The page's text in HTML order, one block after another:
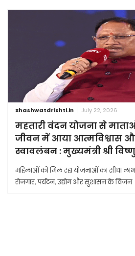
Shashwatdrishti.in July 22, 2026
महतारी वंदन योजना से
जीवन में आया आत्मविश्वास
स्वावलंबन : मुख्यमंत्री श्री
महिलाओं को मिल रहा योजनाओं का सीधा
रोजगार, पर्यटन, उद्योग और सुशासन के विजन